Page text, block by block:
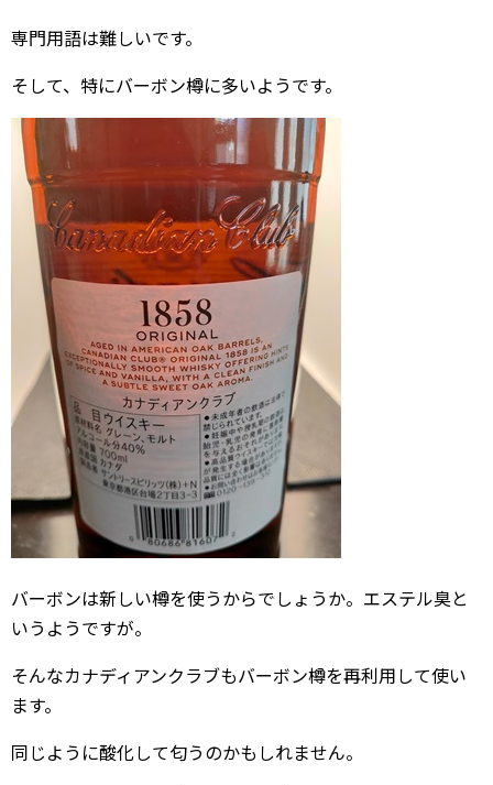
専門用語は難しいです。
そして、特にバーボン樽に多いようです。
バーボンは新しい樽を使うからでしょうか。エステル臭と
いうようですが。
そんなカナディアンクラブもバーボン樽を再利用して使い
ます。
同じように酸化して匂うのかもしれません。